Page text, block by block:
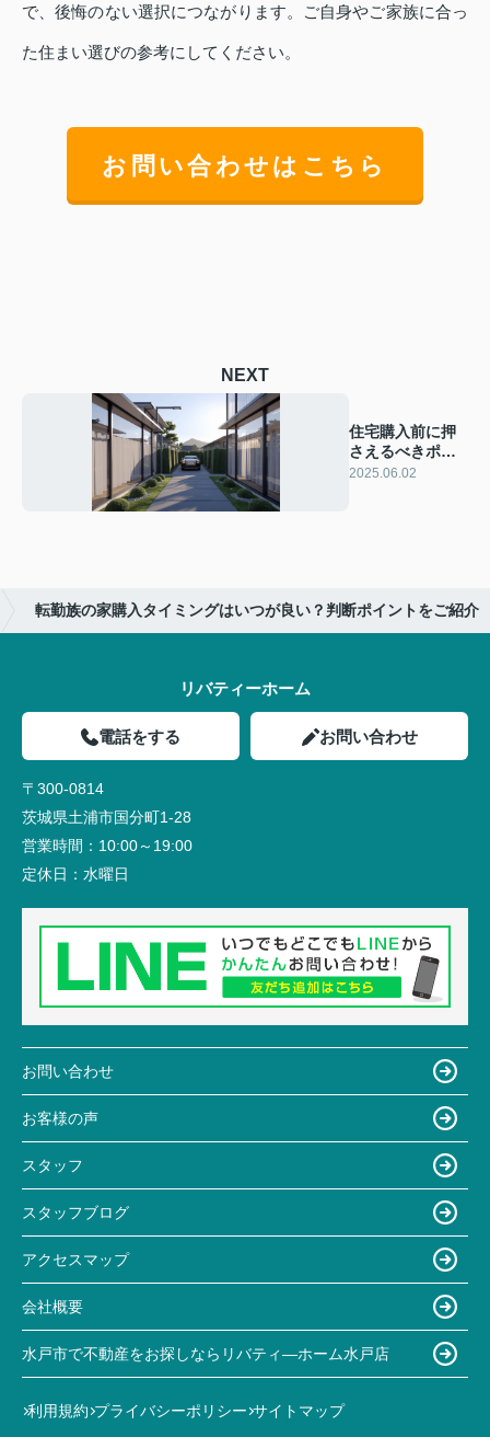
で、後悔のない選択につながります。ご自身やご家族に合っ
た住まい選びの参考にしてください。
お問い合わせはこちら
NEXT
住宅購入前に押
さえるべきポイ
ントは？立地や
2025.06.02
転勤族の家購入タイミングはいつが良い？判断ポイントをご紹介
リバティーホーム
電話をする お問い合わせ
〒300-0814
茨城県土浦市国分町1-28
営業時間： 10:00～19:00
定休日： 水曜日
お問い合わせ
お客様の声
スタッフ
スタッフブログ
アクセスマップ
会社概要
水戸市で不動産をお探しならリバティ―ホーム水戸店
利用規約 プライバシーポリシー サイトマップ